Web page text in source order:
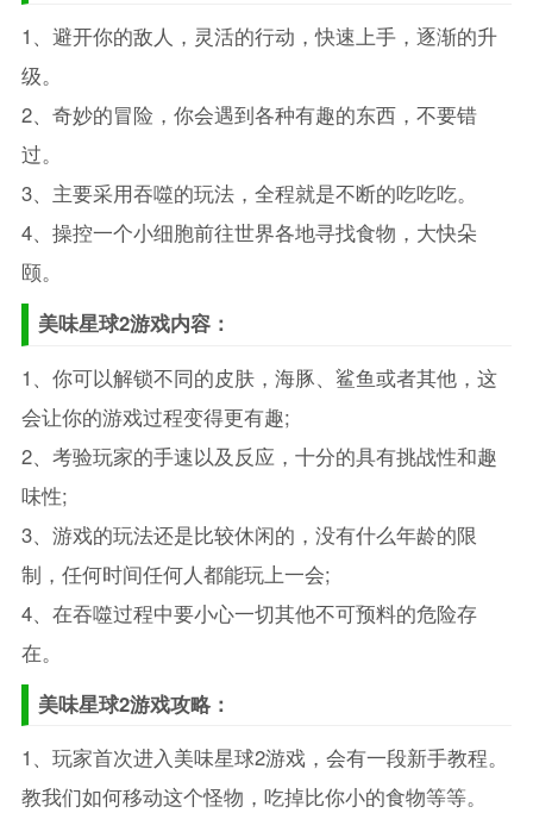
1、避开你的敌人，灵活的行动，快速上手，逐渐的升
级。
2、奇妙的冒险，你会遇到各种有趣的东西，不要错
过。
3、主要采用吞噬的玩法，全程就是不断的吃吃吃。
4、操控一个小细胞前往世界各地寻找食物，大快朵
颐。
美味星球2游戏内容：
1、你可以解锁不同的皮肤，海豚、鲨鱼或者其他，这
会让你的游戏过程变得更有趣;
2、考验玩家的手速以及反应，十分的具有挑战性和趣
味性;
3、游戏的玩法还是比较休闲的，没有什么年龄的限
制，任何时间任何人都能玩上一会;
4、在吞噬过程中要小心一切其他不可预料的危险存
在。
美味星球2游戏攻略：
1、玩家首次进入美味星球2游戏，会有一段新手教程。
教我们如何移动这个怪物，吃掉比你小的食物等等。